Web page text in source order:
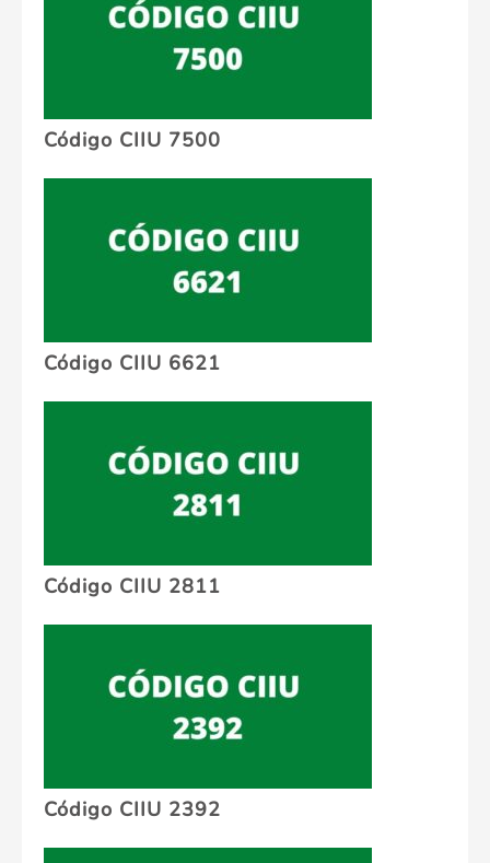
Código CIIU 7500
Código CIIU 6621
Código CIIU 2811
Código CIIU 2392